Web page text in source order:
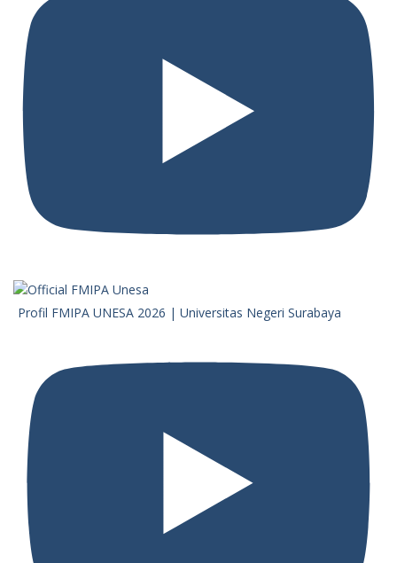
Profil FMIPA UNESA 2026 | Universitas Negeri Surabaya